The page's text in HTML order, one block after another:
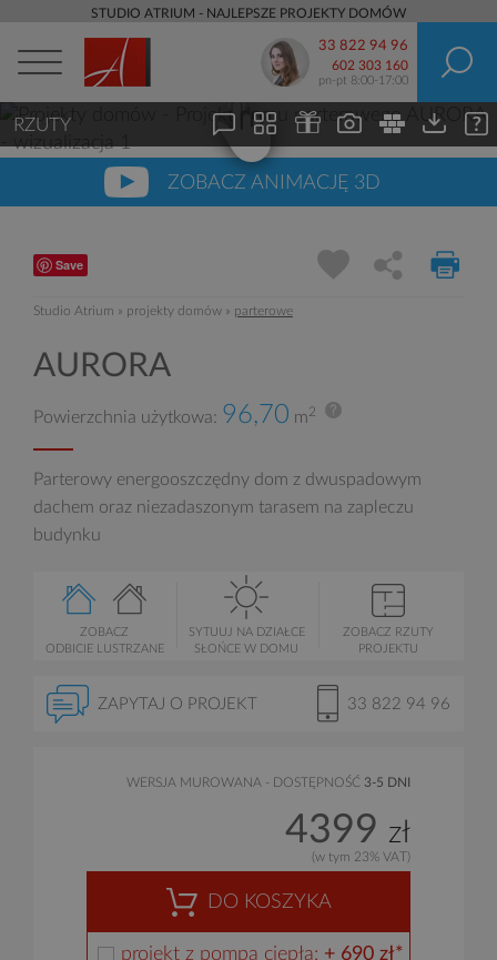
STUDIO ATRIUM - NAJLEPSZE PROJEKTY DOMÓW
33 822 94 96
602 303 160
pn-pt 8:00-17:00
ZOBACZ ANIMACJĘ 3D
Save
Studio Atrium » projekty domów » parterowe
AURORA
Powierzchnia użytkowa: 96,70 m2
Parterowy energooszczędny dom z dwuspadowym
dachem oraz niezadaszonym tarasem na zapleczu
budynku
ZOBACZ
ODBICIE LUSTRZANE
SYTUUJ NA DZIAŁCE
SŁOŃCE W DOMU
ZOBACZ RZUTY
PROJEKTU
ZAPYTAJ O PROJEKT 33 822 94 96
WERSJA MUROWANA - DOSTĘPNOŚĆ 3-5 DNI
4399 zł
(w tym 23% VAT)
DO KOSZYKA
projekt z pompą ciepła: + 690 zł*
RZUTY